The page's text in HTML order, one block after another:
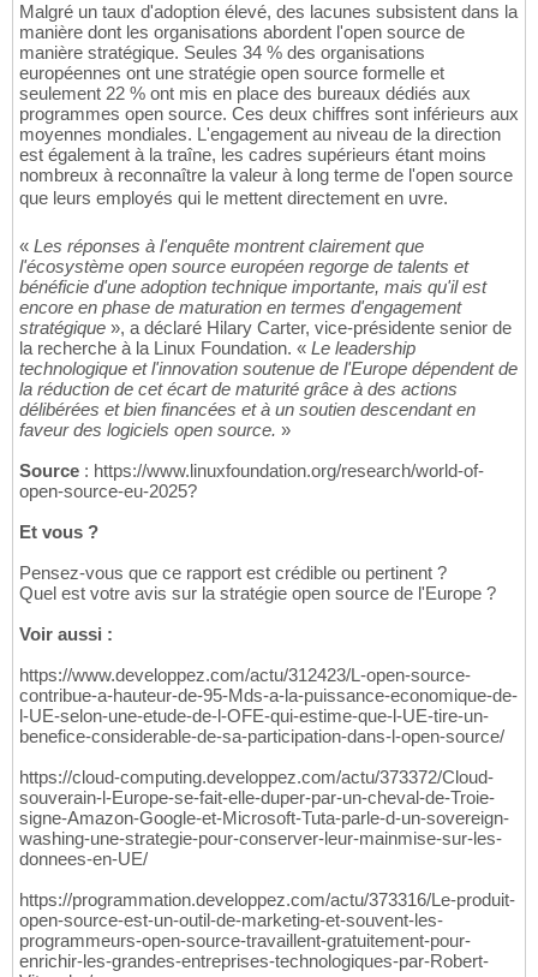
Malgré un taux d'adoption élevé, des lacunes subsistent dans la
manière dont les organisations abordent l'open source de
manière stratégique. Seules 34 % des organisations
européennes ont une stratégie open source formelle et
seulement 22 % ont mis en place des bureaux dédiés aux
programmes open source. Ces deux chiffres sont inférieurs aux
moyennes mondiales. L'engagement au niveau de la direction
est également à la traîne, les cadres supérieurs étant moins
nombreux à reconnaître la valeur à long terme de l'open source
que leurs employés qui le mettent directement en uvre.
« Les réponses à l'enquête montrent clairement que
l'écosystème open source européen regorge de talents et
bénéficie d'une adoption technique importante, mais qu'il est
encore en phase de maturation en termes d'engagement
stratégique », a déclaré Hilary Carter, vice-présidente senior de
la recherche à la Linux Foundation. « Le leadership
technologique et l'innovation soutenue de l'Europe dépendent de
la réduction de cet écart de maturité grâce à des actions
délibérées et bien financées et à un soutien descendant en
faveur des logiciels open source. »
Source : https://www.linuxfoundation.org/research/world-of-
open-source-eu-2025?
Et vous ?
Pensez-vous que ce rapport est crédible ou pertinent ?
Quel est votre avis sur la stratégie open source de l'Europe ?
Voir aussi :
https://www.developpez.com/actu/312423/L-open-source-
contribue-a-hauteur-de-95-Mds-a-la-puissance-economique-de-
l-UE-selon-une-etude-de-l-OFE-qui-estime-que-l-UE-tire-un-
benefice-considerable-de-sa-participation-dans-l-open-source/
https://cloud-computing.developpez.com/actu/373372/Cloud-
souverain-l-Europe-se-fait-elle-duper-par-un-cheval-de-Troie-
signe-Amazon-Google-et-Microsoft-Tuta-parle-d-un-sovereign-
washing-une-strategie-pour-conserver-leur-mainmise-sur-les-
donnees-en-UE/
https://programmation.developpez.com/actu/373316/Le-produit-
open-source-est-un-outil-de-marketing-et-souvent-les-
programmeurs-open-source-travaillent-gratuitement-pour-
enrichir-les-grandes-entreprises-technologiques-par-Robert-